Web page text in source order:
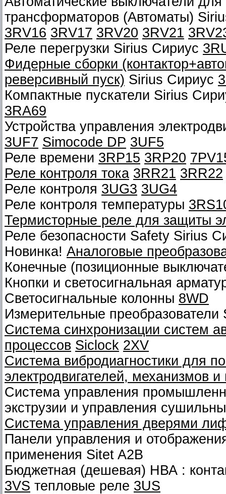
трансформаторов (Автоматы)
3RV16 3RV17 3RV20 3RV21
Реле перегрузки Sirius Сириус
Фидерные сборки
реверсивный пуск) Sirius Сириус
Компактные пускатели Sirius
3RA69
Устройства управления
3UF7 Simocode DP 3UF5
Реле времени 3RP15 3RP20
Реле контроля тока 3RR21 3RR22
Реле контроля 3UG3 3UG4
Реле контроля температуры
Термисторные реле для защиты
Реле безопасности Safety Sirius
Новинка! Аналоговые
Конечные (позиционные
Кнопки и светосигнальная
Светосигнальные колонны 8WD
Измерительные преобразователи
Система синхронизации систем
процессов Siclock 2XV
Система вибродиагностики для
электродвигателей, механизмов
Система управления
экструзии и управления
Система управления дверями
Панели управления и
применения Sitet A2B
Бюджетная (дешевая) НВА :
3VS тепловые реле 3US